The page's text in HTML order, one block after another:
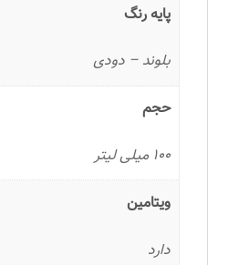
پایه رنگ
بلوند – دودی
حجم
100 میلی لیتر
ویتامین
دارد